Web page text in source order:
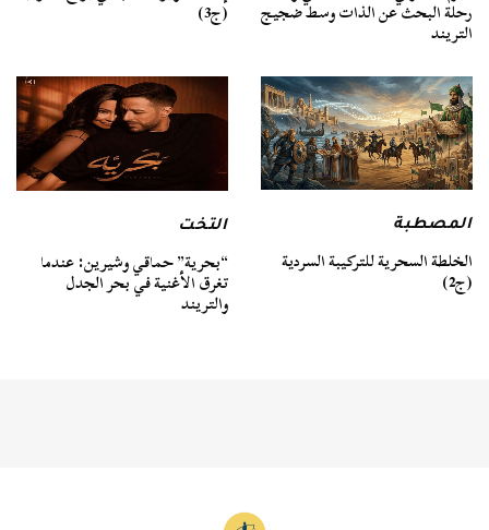
رحلة البحث عن الذات وسط ضجيج
التريند
(ج3)
المصطبة
الخلطة السحرية للتركيبة السردية
(ج2)
التخت
“بحرية” حماقي وشيرين: عندما
تغرق الأغنية في بحر الجدل
والتريند